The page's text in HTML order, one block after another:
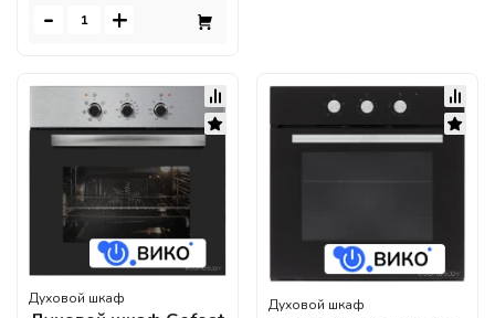
- +
Духовой шкаф Духовой шкаф